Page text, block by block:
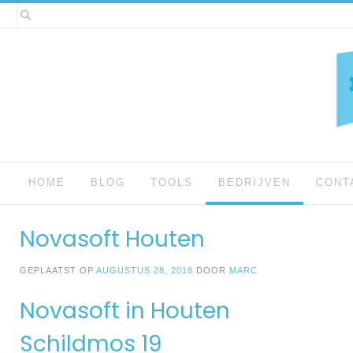
Spring
naar
HOME BLOG TOOLS BEDRIJVEN
Novasoft Houten
GEPLAATST OP AUGUSTUS 28, 2018 DOOR MARC
Novasoft in Houten
Schildmos 19